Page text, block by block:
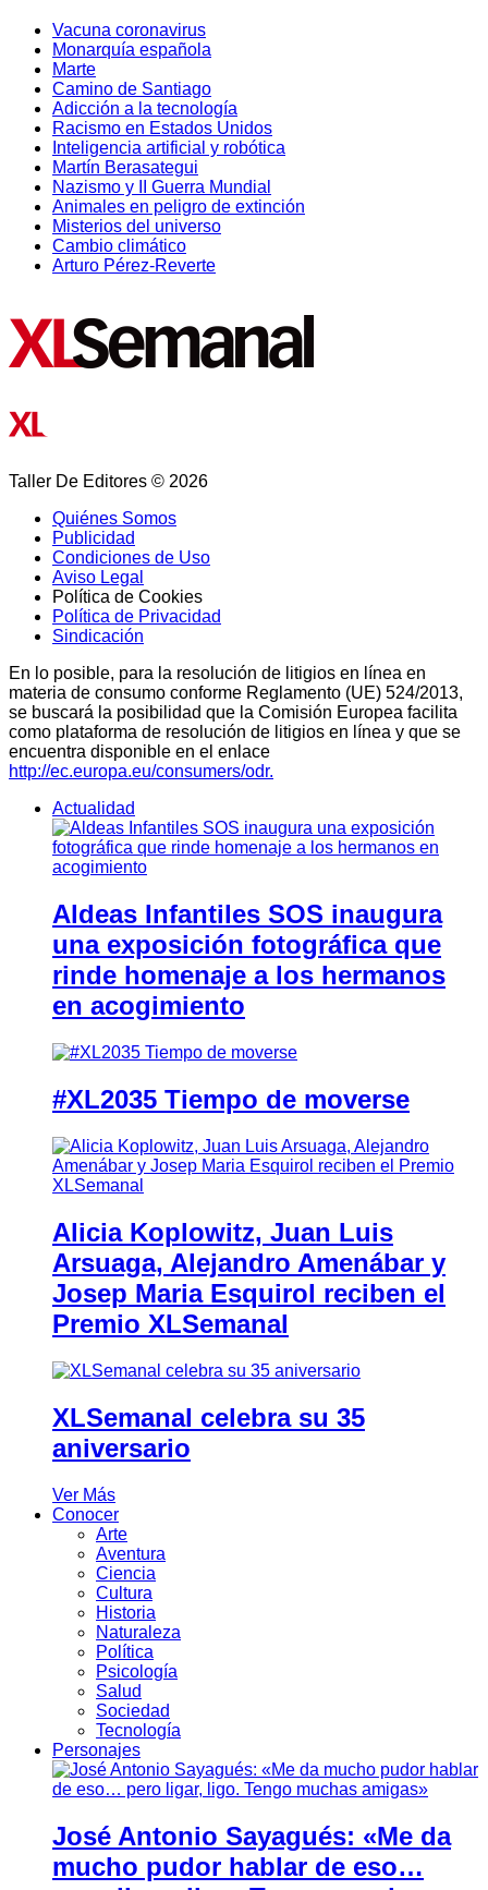
Vacuna coronavirus
Monarquía española
Marte
Camino de Santiago
Adicción a la tecnología
Racismo en Estados Unidos
Inteligencia artificial y robótica
Martín Berasategui
Nazismo y II Guerra Mundial
Animales en peligro de extinción
Misterios del universo
Cambio climático
Arturo Pérez-Reverte
Taller De Editores © 2026
Quiénes Somos
Publicidad
Condiciones de Uso
Aviso Legal
Política de Cookies
Política de Privacidad
Sindicación
En lo posible, para la resolución de litigios en línea en
materia de consumo conforme Reglamento (UE) 524/2013,
se buscará la posibilidad que la Comisión Europea facilita
como plataforma de resolución de litigios en línea y que se
encuentra disponible en el enlace
http://ec.europa.eu/consumers/odr.
Actualidad
Aldeas Infantiles SOS inaugura
una exposición fotográfica que
rinde homenaje a los hermanos
en acogimiento
#XL2035 Tiempo de moverse
Alicia Koplowitz, Juan Luis
Arsuaga, Alejandro Amenábar y
Josep Maria Esquirol reciben el
Premio XLSemanal
XLSemanal celebra su 35
aniversario
Ver Más
Conocer
Arte
Aventura
Ciencia
Cultura
Historia
Naturaleza
Política
Psicología
Salud
Sociedad
Tecnología
Personajes
José Antonio Sayagués: «Me da
mucho pudor hablar de eso…